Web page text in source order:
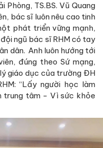
Phòng, TS.BS. Vũ Quang
bác sĩ luôn nêu cao tinh
phát triển vững mạnh,
ngũ bác sĩ RHM có tay
dân. Anh luôn hướng tới
đúng theo Sứ mạng,
giáo dục của trường ĐH
“Lấy người học làm
trung tâm - Vì sức khỏe